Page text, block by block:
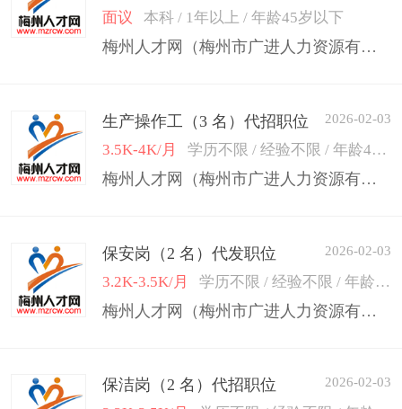
面议 本科 / 1年以上 / 年龄45岁以下
梅州人才网（梅州市广进人力资源有限公司）
生产操作工（3 名）代招职位 2026-02-03
3.5K-4K/月 学历不限 / 经验不限 / 年龄45岁以下
梅州人才网（梅州市广进人力资源有限公司）
保安岗（2 名）代发职位 2026-02-03
3.2K-3.5K/月 学历不限 / 经验不限 / 年龄50岁以下
梅州人才网（梅州市广进人力资源有限公司）
保洁岗（2 名）代招职位 2026-02-03